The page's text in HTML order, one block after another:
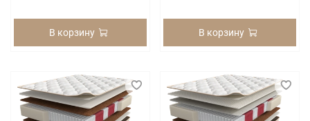
В корзину В корзину